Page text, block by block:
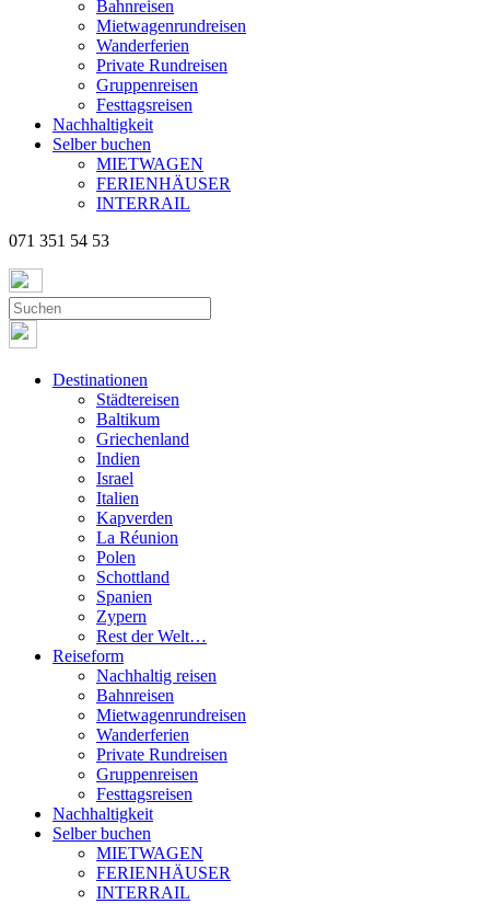
Bahnreisen
Mietwagenrundreisen
Wanderferien
Private Rundreisen
Gruppenreisen
Festtagsreisen
Nachhaltigkeit
Selber buchen
MIETWAGEN
FERIENHÄUSER
INTERRAIL
071 351 54 53
Destinationen
Städtereisen
Baltikum
Griechenland
Indien
Israel
Italien
Kapverden
La Réunion
Polen
Schottland
Spanien
Zypern
Rest der Welt…
Reiseform
Nachhaltig reisen
Bahnreisen
Mietwagenrundreisen
Wanderferien
Private Rundreisen
Gruppenreisen
Festtagsreisen
Nachhaltigkeit
Selber buchen
MIETWAGEN
FERIENHÄUSER
INTERRAIL